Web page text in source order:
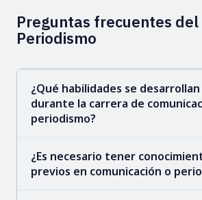
Preguntas frecuentes del
Periodismo
¿Qué habilidades se desarrollan
durante la carrera de
periodismo?
¿Es necesario tener
previos en comunicación o